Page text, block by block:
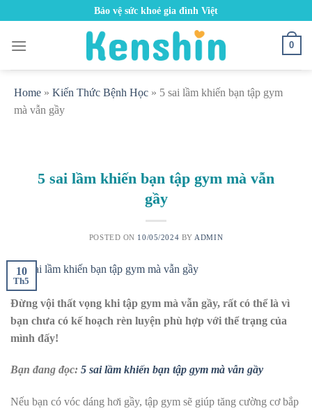
content
Bảo vệ sức khoẻ gia đình Việt
0
Home » Kiến Thức Bệnh Học » 5 sai lầm khiến bạn tập gym
mà vẫn gầy
5 sai lầm khiến bạn tập gym mà vẫn
gầy
POSTED ON 10/05/2024 BY ADMIN
10
Th5
Đừng vội thất vọng khi tập gym mà vẫn gầy, rất có thể là vì
bạn chưa có kế hoạch rèn luyện phù hợp với thể trạng của
mình đấy!
Bạn đang đọc: 5 sai lầm khiến bạn tập gym mà vẫn gầy
Nếu bạn có vóc dáng hơi gầy, tập gym sẽ giúp tăng cường cơ bắp